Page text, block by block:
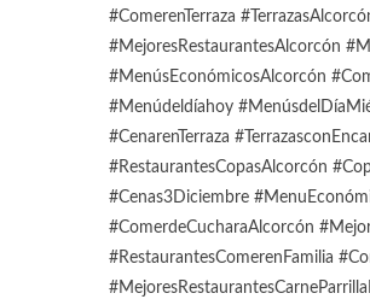
#ComerenTerraza
#MejoresRestaurantesAlcorcón
#MenúsEconómicosAlcorcón
#Menúdeldíahoy
#CenarenTerraza
#RestaurantesCopasAlcorcón
#Cenas3Diciembre
#ComerdeCucharaAlcorcón
#RestaurantesComerenFamilia